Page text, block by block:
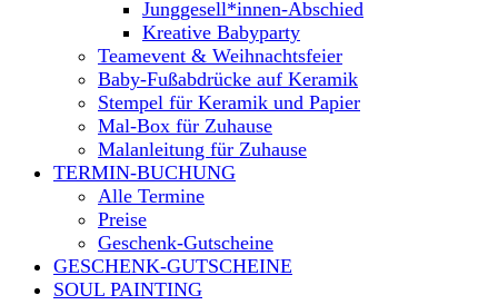
Junggesell*innen-Abschied
Kreative Babyparty
Teamevent & Weihnachtsfeier
Baby-Fußabdrücke auf Keramik
Stempel für Keramik und Papier
Mal-Box für Zuhause
Malanleitung für Zuhause
TERMIN-BUCHUNG
Alle Termine
Preise
Geschenk-Gutscheine
GESCHENK-GUTSCHEINE
SOUL PAINTING